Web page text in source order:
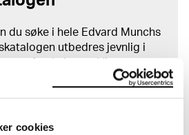
cookies
du søke i hele Edvard Munchs
utbedres jevnlig i
nærmere 27 000 unike